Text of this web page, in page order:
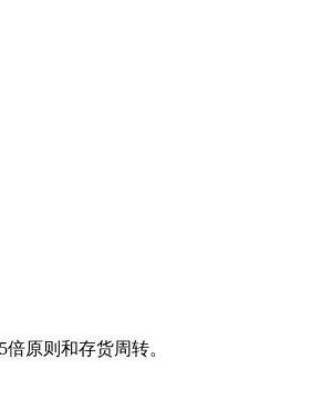
原则和存货周转。